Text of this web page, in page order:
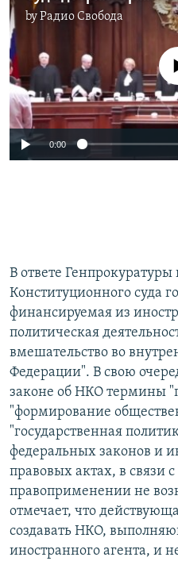
byРадио Свобода
No media
0:00
В ответе Генпрокуратуры
Конституционного суда
финансируемая из
политическая
вмешательство во
Федерации". В свою
законе об НКО термины
"формирование
"государственная
федеральных законов и
правовых актах, в связи
правоприменении не
отмечает, что
создавать НКО,
иностранного агента, и